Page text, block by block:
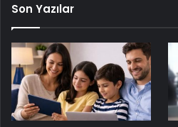
Son Yazılar